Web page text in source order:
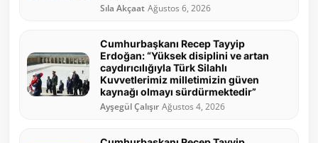
Sıla Akçaat Ağustos 6, 2026
Cumhurbaşkanı Recep Tayyip
Erdoğan: “Yüksek disiplini ve artan
caydırıcılığıyla Türk Silahlı
Kuvvetlerimiz milletimizin güven
kaynağı olmayı sürdürmektedir”
Ayşegül Çalışır Ağustos 4, 2026